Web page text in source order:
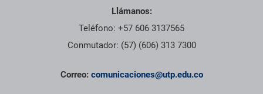
Llámanos:
Teléfono: +57 606 3137565
Conmutador: (57) (606) 313 7300
Correo: comunicaciones@utp.edu.co